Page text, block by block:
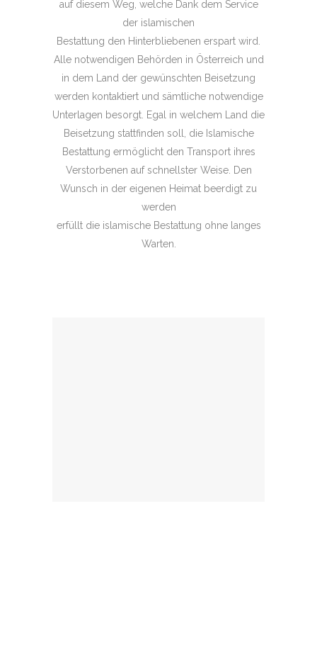
auf diesem Weg, welche Dank dem Service
der islamischen
Bestattung den Hinterbliebenen erspart wird.
Alle notwendigen Behörden in Österreich und
in dem Land der gewünschten Beisetzung
werden kontaktiert und sämtliche notwendige
Unterlagen besorgt. Egal in welchem Land die
Beisetzung stattfinden soll, die Islamische
Bestattung ermöglicht den Transport ihres
Verstorbenen auf schnellster Weise. Den
Wunsch in der eigenen Heimat beerdigt zu
werden
erfüllt die islamische Bestattung ohne langes
Warten.